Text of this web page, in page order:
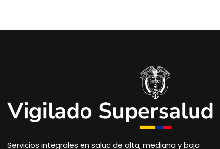
Servicios integrales en salud de alta, mediana y baja